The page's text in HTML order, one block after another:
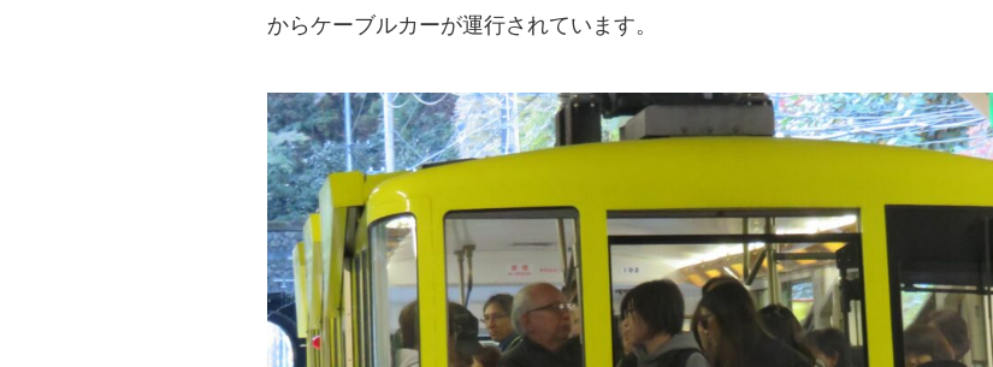
からケーブルカーが運行されています。